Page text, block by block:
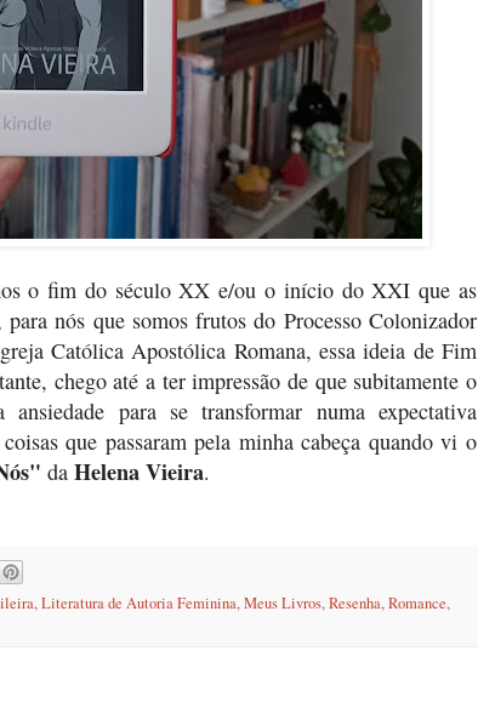
o fim do século XX e/ou o início do XXI que as
nós que somos frutos do Processo Colonizador
Católica Apostólica Romana, essa ideia de Fim
chego até a ter impressão de que subitamente o
para se transformar numa expectativa
que passaram pela minha cabeça quando vi o
da Helena Vieira.
,Literatura de Autoria Feminina,Meus Livros,Resenha,Romance,